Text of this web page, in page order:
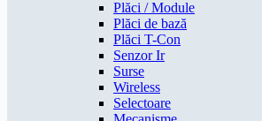
Plăci / Module
Plăci de bază
Plăci T-Con
Senzor Ir
Surse
Wireless
Selectoare